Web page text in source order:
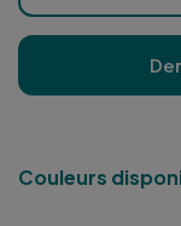
Couleurs